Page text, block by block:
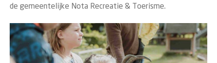
de gemeentelijke Nota Recreatie & Toerisme.